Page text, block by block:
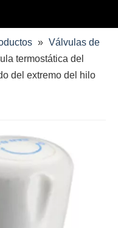
» Válvulas de
termostática del
del extremo del hilo